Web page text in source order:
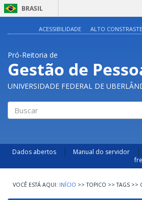
BRASIL
ACESSIBILIDADE ALTO CONSTRASTE
Pró-Reitoria de
Gestão de
UNIVERSIDADE FEDERAL DE
Dados abertos Manual do servidor
INÍCIO >> TOPICO >> TAGS >>